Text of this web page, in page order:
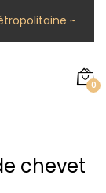
~
0
chevet